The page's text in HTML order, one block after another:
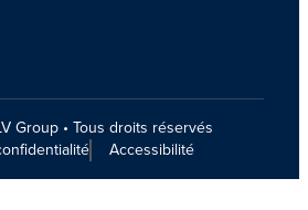
Group • Tous droits réservés
Accessibilité